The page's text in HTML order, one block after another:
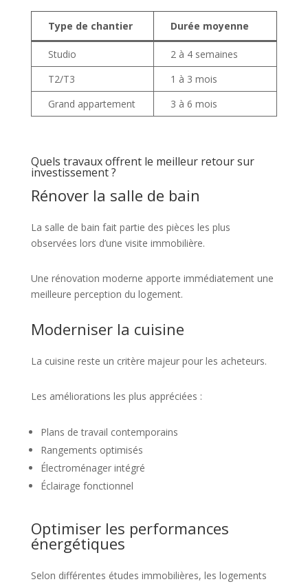
Type de chantier Durée moyenne
Studio
2 à 4 semaines
T2/T3
1 à 3 mois
Grand appartement
3 à 6 mois
Quels travaux offrent le meilleur retour sur
investissement ?
Rénover la salle de bain
La salle de bain fait partie des pièces les plus
observées lors d’une visite immobilière.
Une rénovation moderne apporte immédiatement une
meilleure perception du logement.
Moderniser la cuisine
La cuisine reste un critère majeur pour les acheteurs.
Les améliorations les plus appréciées :
Plans de travail contemporains
Rangements optimisés
Électroménager intégré
Éclairage fonctionnel
Optimiser les performances
énergétiques
Selon différentes études immobilières, les logements